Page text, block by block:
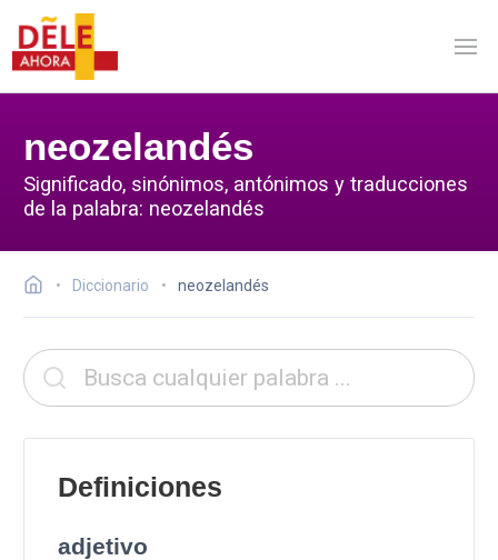
neozelandés
Significado, sinónimos, antónimos y traducciones
de la palabra: neozelandés
Diccionario neozelandés
Definiciones
adjetivo